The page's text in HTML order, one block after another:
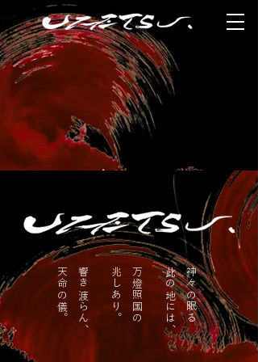
神々の眠る
此の地には、
万燈照国の
兆しあり。​
響き渡らん、
天命の儀。